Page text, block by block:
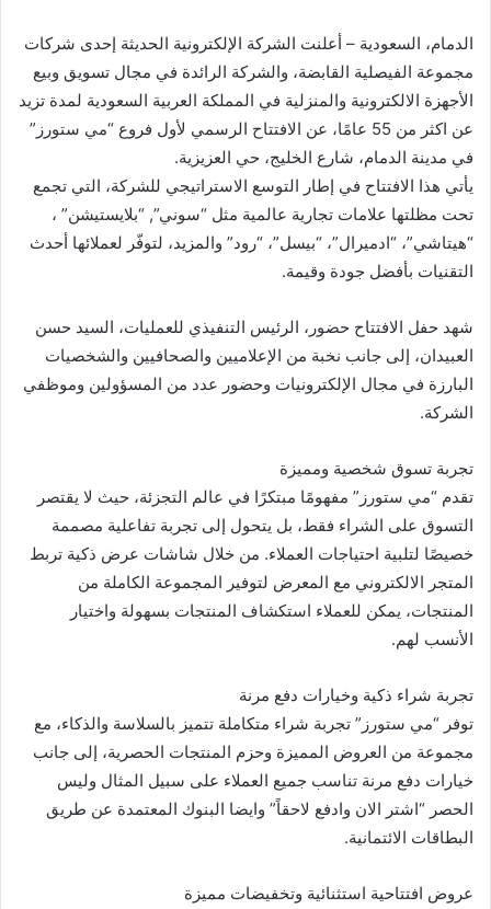
الدمام، السعودية – أعلنت الشركة الإلكترونية الحديثة إحدى شركات
مجموعة الفيصلية القابضة، والشركة الرائدة في مجال تسويق وبيع
الأجهزة الالكترونية والمنزلية في المملكة العربية السعودية لمدة تزيد
عن اكثر من 55 عامًا، عن الافتتاح الرسمي لأول فروع “مي ستورز”
في مدينة الدمام، شارع الخليج، حي العزيزية.
يأتي هذا الافتتاح في إطار التوسع الاستراتيجي للشركة، التي تجمع
تحت مظلتها علامات تجارية عالمية مثل “سوني”, “بلايستيشن” ،
“هيتاشي”، “ادميرال”، “بيسل”، “رود” والمزيد، لتوفّر لعملائها أحدث
التقنيات بأفضل جودة وقيمة.
شهد حفل الافتتاح حضور، الرئيس التنفيذي للعمليات، السيد حسن
العبيدان، إلى جانب نخبة من الإعلاميين والصحافيين والشخصيات
البارزة في مجال الإلكترونيات وحضور عدد من المسؤولين وموظفي
الشركة.
تجربة تسوق شخصية ومميزة
تقدم “مي ستورز” مفهومًا مبتكرًا في عالم التجزئة، حيث لا يقتصر
التسوق على الشراء فقط، بل يتحول إلى تجربة تفاعلية مصممة
خصيصًا لتلبية احتياجات العملاء. من خلال شاشات عرض ذكية تربط
المتجر الالكتروني مع المعرض لتوفير المجموعة الكاملة من
المنتجات، يمكن للعملاء استكشاف المنتجات بسهولة واختيار
الأنسب لهم.
تجربة شراء ذكية وخيارات دفع مرنة
توفر “مي ستورز” تجربة شراء متكاملة تتميز بالسلاسة والذكاء، مع
مجموعة من العروض المميزة وحزم المنتجات الحصرية، إلى جانب
خيارات دفع مرنة تناسب جميع العملاء على سبيل المثال وليس
الحصر “اشتر الان وادفع لاحقاً” وايضا البنوك المعتمدة عن طريق
البطاقات الائتمانية.
عروض افتتاحية استثنائية وتخفيضات مميزة